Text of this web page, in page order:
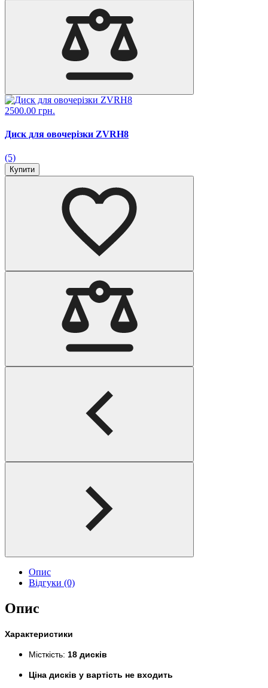
2500.00 грн.
Диск для овочерізки ZVRH8
(5)
Купити
Опис
Відгуки (0)
Опис
Характеристики
Місткість: 18 дисків
Ціна дисків у вартість не входить